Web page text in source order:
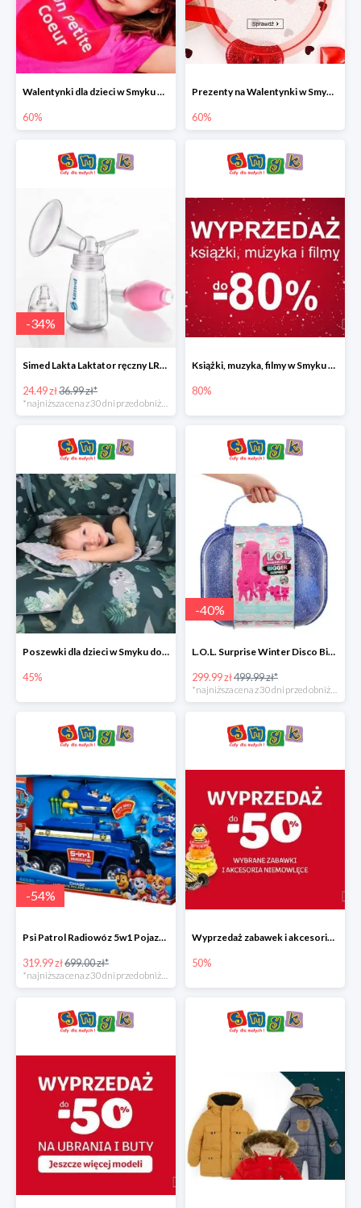
Walentynki dla dzieci w Smyku do -60%
60%
Prezenty na Walentynki w Smyku do -60%
60%
-34%
Simed Lakta Laktator ręczny LR-8 -34%
24.49 zł36.99 zł*
*najniższa cena z 30 dni przed obniżką
Książki, muzyka, filmy w Smyku do -80%
80%
Poszewki dla dzieci w Smyku do -45%
45%
-40%
L.O.L. Surprise Winter Disco Bigger Surprise Zestaw laleczek w walizce -40%
299.99 zł499.99 zł*
-54%
Psi Patrol Radiowóz 5w1 Pojazd ratunkowy z figurką Chase'a
319.99 zł699.00 zł*
Wyprzedaż zabawek i akcesoriów niemowlęcych w Smyku do -50%
50%